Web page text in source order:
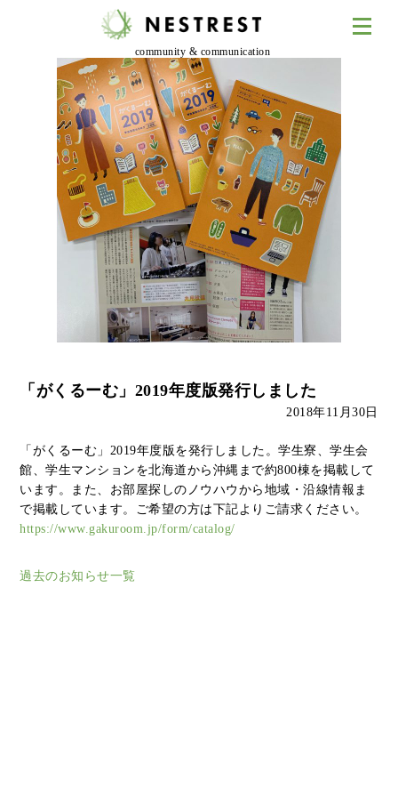
community & communication
「がくるーむ」2019年度版発行しました
2018年11月30日
「がくるーむ」2019年度版を発行しました。学生寮、学生会
館、学生マンションを北海道から沖縄まで約800棟を掲載して
います。また、お部屋探しのノウハウから地域・沿線情報ま
で掲載しています。ご希望の方は下記よりご請求ください。
https://www.gakuroom.jp/form/catalog/
過去のお知らせ一覧